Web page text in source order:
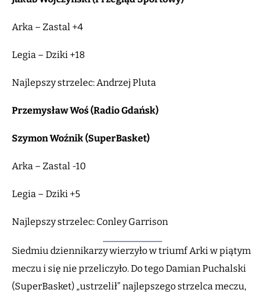
Arka – Zastal +4
Legia – Dziki +18
Najlepszy strzelec: Andrzej Pluta
Przemysław Woś (Radio Gdańsk)
Szymon Woźnik (SuperBasket)
Arka – Zastal -10
Legia – Dziki +5
Najlepszy strzelec: Conley Garrison
Siedmiu dziennikarzy wierzyło w triumf Arki w piątym
meczu i się nie przeliczyło. Do tego Damian Puchalski
(SuperBasket) „ustrzelił” najlepszego strzelca meczu,